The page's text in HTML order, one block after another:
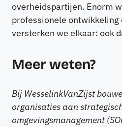
overheidspartijen. Enorm
professionele ontwikkeling
versterken we elkaar: ook
Meer weten?
Bij WesselinkVanZijst
organisaties aan
omgevingsmanagement